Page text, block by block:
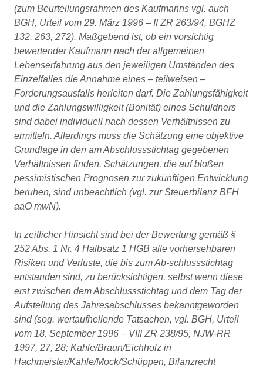
(zum Beurteilungsrahmen des Kaufmanns vgl. auch
BGH, Urteil vom 29. März 1996 – II ZR 263/94, BGHZ
132, 263, 272). Maßgebend ist, ob ein vorsichtig
bewertender Kaufmann nach der allgemeinen
Lebenserfahrung aus den jeweiligen Umständen des
Einzelfalles die Annahme eines – teilweisen –
Forderungsausfalls herleiten darf. Die Zahlungsfähigkeit
und die Zahlungswilligkeit (Bonität) eines Schuldners
sind dabei individuell nach dessen Verhältnissen zu
ermitteln. Allerdings muss die Schätzung eine objektive
Grundlage in den am Abschlussstichtag gegebenen
Verhältnissen finden. Schätzungen, die auf bloßen
pessimistischen Prognosen zur zukünftigen Entwicklung
beruhen, sind unbeachtlich (vgl. zur Steuerbilanz BFH
aaO mwN).
In zeitlicher Hinsicht sind bei der Bewertung gemäß §
252 Abs. 1 Nr. 4 Halbsatz 1 HGB alle vorhersehbaren
Risiken und Verluste, die bis zum Ab-schlussstichtag
entstanden sind, zu berücksichtigen, selbst wenn diese
erst zwischen dem Abschlussstichtag und dem Tag der
Aufstellung des Jahresabschlusses bekanntgeworden
sind (sog. wertaufhellende Tatsachen, vgl. BGH, Urteil
vom 18. September 1996 – VIII ZR 238/95, NJW-RR
1997, 27, 28; Kahle/Braun/Eichholz in
Hachmeister/Kahle/Mock/Schüppen, Bilanzrecht